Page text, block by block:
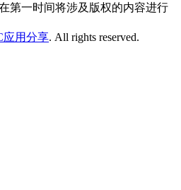
第一时间将涉及版权的内容进行
应用分享. All rights reserved.